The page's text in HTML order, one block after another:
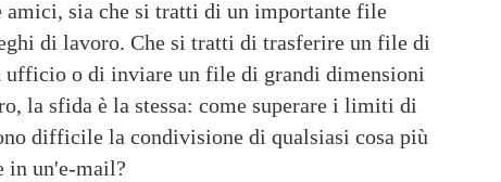
amici, sia che si tratti di un importante file
di lavoro. Che si tratti di trasferire un file di
ufficio o di inviare un file di grandi dimensioni
la sfida è la stessa: come superare i limiti di
difficile la condivisione di qualsiasi cosa più
in un'e-mail?